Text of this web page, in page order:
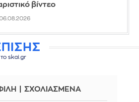
βίντεο
το skai.gr
ΣΧΟΛΙΑΣΜΕΝΑ